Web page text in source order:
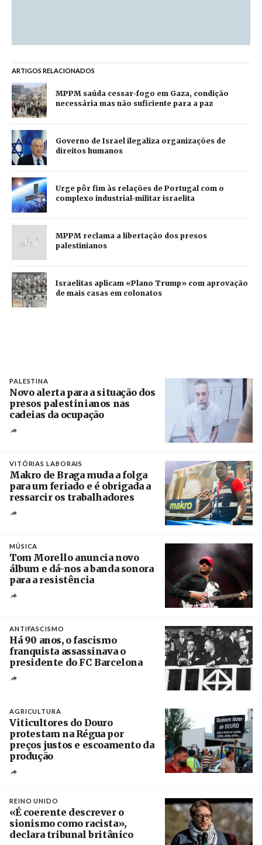
ARTIGOS RELACIONADOS
MPPM saúda cessar-fogo em Gaza, condição
necessária mas não suficiente para a paz
Governo de Israel ilegaliza organizações de
direitos humanos
Urge pôr fim às relações de Portugal com o
complexo industrial-militar israelita
MPPM reclama a libertação dos presos
palestinianos
Israelitas aplicam «Plano Trump» com aprovação
de mais casas em colonatos
PALESTINA
Novo alerta para a situação dos
presos palestinianos nas
cadeias da ocupação
VITÓRIAS LABORAIS
Makro de Braga muda a folga
para um feriado e é obrigada a
ressarcir os trabalhadores
MÚSICA
Tom Morello anuncia novo
álbum e dá-nos a banda sonora
para a resistência
ANTIFASCISMO
Há 90 anos, o fascismo
franquista assassinava o
presidente do FC Barcelona
AGRICULTURA
Viticultores do Douro
protestam na Régua por
preços justos e escoamento da
produção
REINO UNIDO
«É coerente descrever o
sionismo como racista»,
declara tribunal britânico